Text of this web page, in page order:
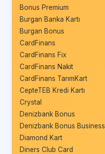
Bonus Premium
Burgan Banka Kartı
Burgan Bonus
CardFinans
CardFinans Fix
CardFinans Nakit
CardFinans TarımKart
CepteTEB Kredi Kartı
Crystal
Denizbank Bonus
Denizbank Bonus Business
Diamond Kart
Diners Club Card